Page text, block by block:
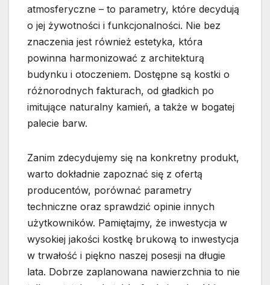
atmosferyczne – to parametry, które decydują
o jej żywotności i funkcjonalności. Nie bez
znaczenia jest również estetyka, która
powinna harmonizować z architekturą
budynku i otoczeniem. Dostępne są kostki o
różnorodnych fakturach, od gładkich po
imitujące naturalny kamień, a także w bogatej
palecie barw.
Zanim zdecydujemy się na konkretny produkt,
warto dokładnie zapoznać się z ofertą
producentów, porównać parametry
techniczne oraz sprawdzić opinie innych
użytkowników. Pamiętajmy, że inwestycja w
wysokiej jakości kostkę brukową to inwestycja
w trwałość i piękno naszej posesji na długie
lata. Dobrze zaplanowana nawierzchnia to nie